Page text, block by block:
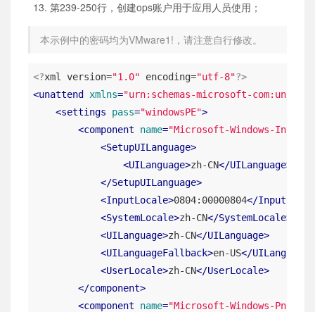
第239-250行，创建ops账户用于应用人员使用；
本示例中的密码均为VMware1!，请注意自行修改。
<?xml version="1.0" encoding="utf-8"?>
<unattend xmlns="urn:schemas-microsoft-
<settings pass="windowsPE">
<component name="Microsoft-Windows-
<SetupUILanguage>
<UILanguage>zh-CN</UILanguage>
</SetupUILanguage>
<InputLocale>0804:00000804</
<SystemLocale>zh-CN</SystemLocale>
<UILanguage>zh-CN</UILanguage>
<UILanguageFallback>en-US</
<UserLocale>zh-CN</UserLocale>
</component>
<component name="Microsoft-Windows-